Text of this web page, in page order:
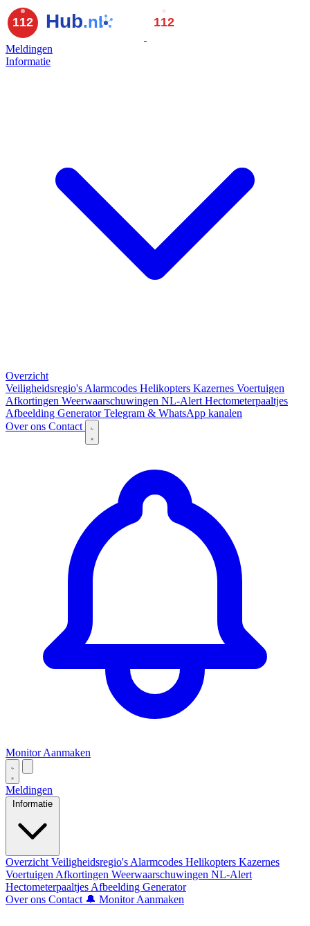
Meldingen
Informatie
Overzicht
Veiligheidsregio's Alarmcodes Helikopters Kazernes Voertuigen
Afkortingen Weerwaarschuwingen NL-Alert Hectometerpaaltjes
Afbeelding GeneratorTelegram & WhatsApp kanalen
Over ons Contact
Monitor Aanmaken
Meldingen
Informatie
Overzicht Veiligheidsregio's Alarmcodes Helikopters Kazernes
Voertuigen Afkortingen Weerwaarschuwingen NL-Alert
Hectometerpaaltjes Afbeelding Generator
Over ons Contact 🔔 Monitor Aanmaken